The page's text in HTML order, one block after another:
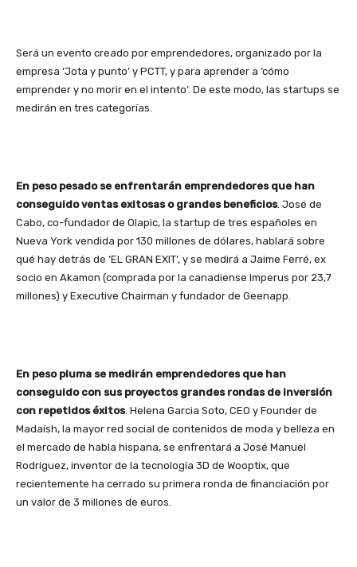
Será un evento creado por emprendedores, organizado por la
empresa ‘Jota y punto’ y PCTT, y para aprender a ‘cómo
emprender y no morir en el intento’. De este modo, las startups se
medirán en tres categorías.
En peso pesado se enfrentarán emprendedores que han
conseguido ventas exitosas o grandes beneficios. José de
Cabo, co-fundador de Olapic, la startup de tres españoles en
Nueva York vendida por 130 millones de dólares, hablará sobre
qué hay detrás de ‘EL GRAN EXIT’, y se medirá a Jaime Ferré, ex
socio en Akamon (comprada por la canadiense Imperus por 23,7
millones) y Executive Chairman y fundador de Geenapp.
En peso pluma se medirán emprendedores que han
conseguido con sus proyectos grandes rondas de inversión
con repetidos éxitos. Helena Garcia Soto, CEO y Founder de
Madaísh, la mayor red social de contenidos de moda y belleza en
el mercado de habla hispana, se enfrentará a José Manuel
Rodríguez, inventor de la tecnología 3D de Wooptix, que
recientemente ha cerrado su primera ronda de financiación por
un valor de 3 millones de euros.